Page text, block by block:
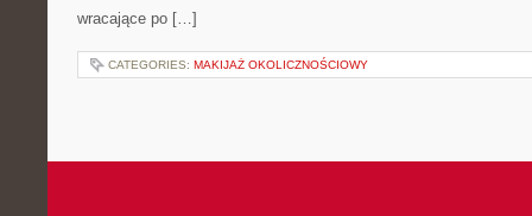
wracające po […]
CATEGORIES: MAKIJAŻ OKOLICZNOŚCIOWY